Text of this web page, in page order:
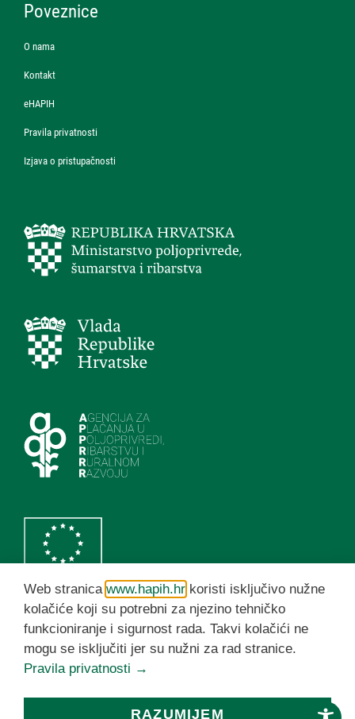
Poveznice
O nama
Kontakt
eHAPIH
Pravila privatnosti
Izjava o pristupačnosti
HAPIH YouTube kanal
Web stranica www.hapih.hr koristi isključivo nužne
kolačiće koji su potrebni za njezino tehničko
funkcioniranje i sigurnost rada. Takvi kolačići ne
mogu se isključiti jer su nužni za rad stranice.
Pravila privatnosti →
RAZUMIJEM